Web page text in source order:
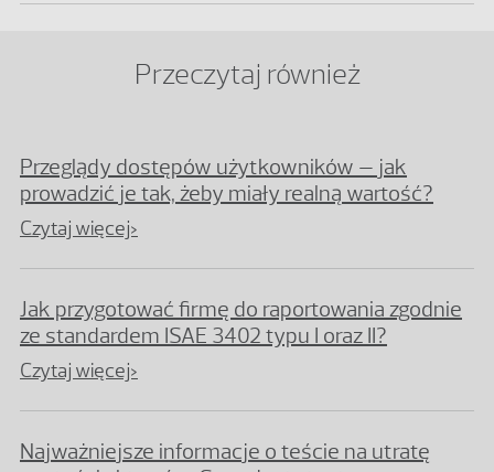
Przeczytaj również
Przeglądy dostępów użytkowników – jak
prowadzić je tak, żeby miały realną wartość?
Czytaj więcej>
Jak przygotować firmę do raportowania zgodnie
ze standardem ISAE 3402 typu I oraz II?
Czytaj więcej>
Najważniejsze informacje o teście na utratę